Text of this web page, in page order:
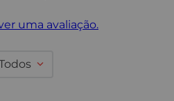
uma avaliação.